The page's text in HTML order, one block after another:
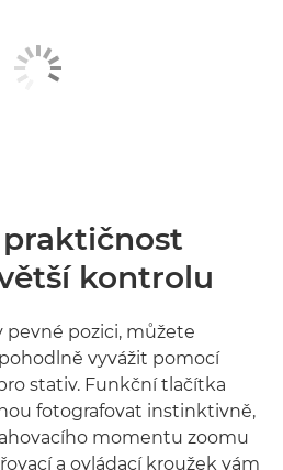
kontrolu
pevné pozici, můžete
vyvážit pomocí
stativ. Funkční tlačítka
fotografovat instinktivně,
momentu zoomu
a ovládací kroužek vám